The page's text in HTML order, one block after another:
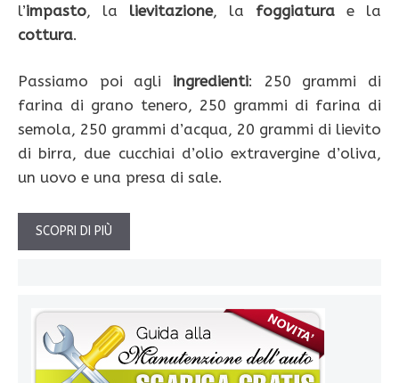
l’impasto, la lievitazione, la foggiatura e la
cottura.
Passiamo poi agli ingredienti: 250 grammi di
farina di grano tenero, 250 grammi di farina di
semola, 250 grammi d’acqua, 20 grammi di lievito
di birra, due cucchiai d’olio extravergine d’oliva,
un uovo e una presa di sale.
SCOPRI DI PIÙ